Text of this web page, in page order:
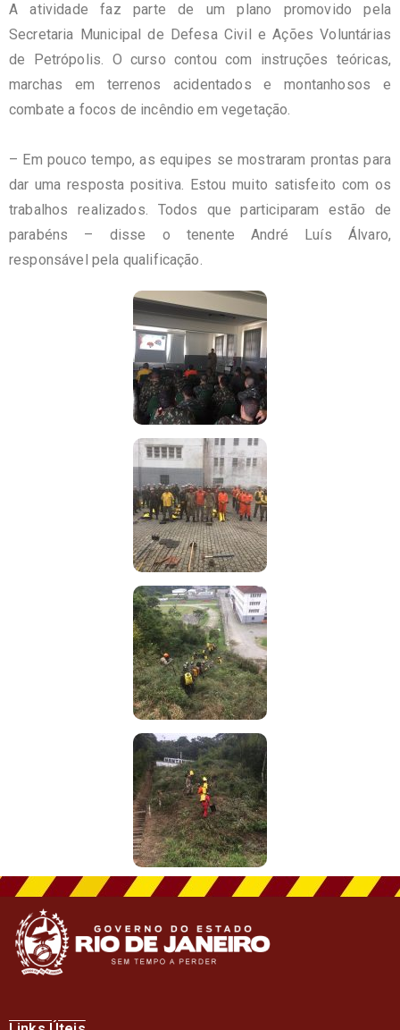
A atividade faz parte de um plano promovido pela
Secretaria Municipal de Defesa Civil e Ações Voluntárias
de Petrópolis. O curso contou com instruções teóricas,
marchas em terrenos acidentados e montanhosos e
combate a focos de incêndio em vegetação.
– Em pouco tempo, as equipes se mostraram prontas para
dar uma resposta positiva. Estou muito satisfeito com os
trabalhos realizados. Todos que participaram estão de
parabéns – disse o tenente André Luís Álvaro,
responsável pela qualificação.